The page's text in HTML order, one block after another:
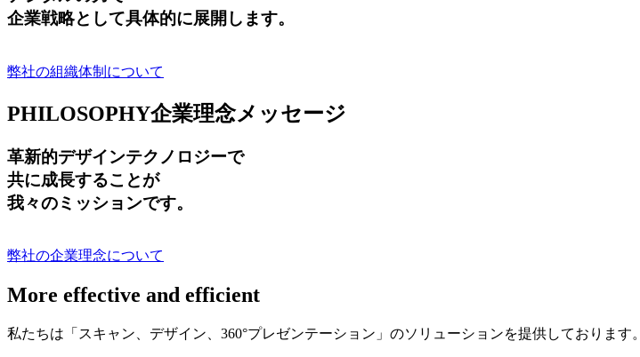
企業戦略として具体的に展開します。
弊社の組織体制について
PHILOSOPHY企業理念メッセージ
革新的デザインテクノロジーで
共に成長することが
我々のミッションです。
弊社の企業理念について
More effective and efficient
私たちは「スキャン、デザイン、360°プレゼンテーション」のソリューションを提供しております。